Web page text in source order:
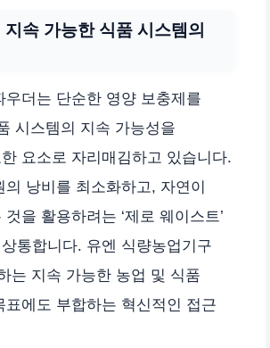
속 가능한 식품 시스템의
우더는 단순한 영양 보충제를
시스템의 지속 가능성을
요소로 자리매김하고 있습니다.
낭비를 최소화하고, 자연이
을 활용하려는 ‘제로 웨이스트’
통합니다. 유엔 식량농업기구
는 지속 가능한 농업 및 식품
표에도 부합하는 혁신적인 접근